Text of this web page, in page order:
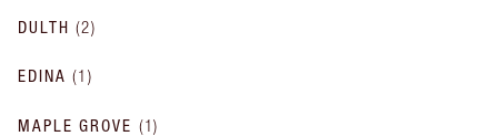
DULTH (2)
EDINA (1)
MAPLE GROVE (1)